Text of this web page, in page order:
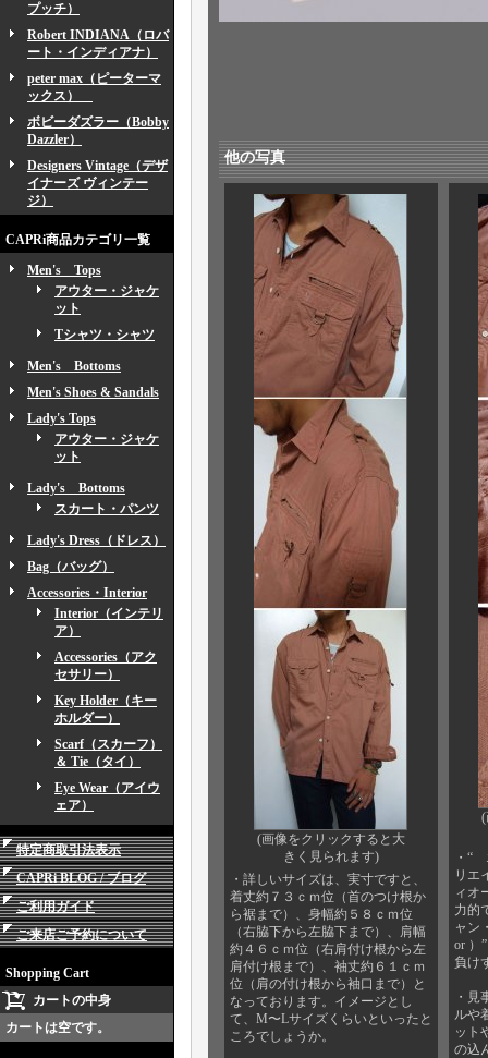
プッチ）
Robert INDIANA（ロバ
ート・インディアナ）
peter max（ピーターマ
ックス）
ボビーダズラー（Bobby
Dazzler）
Designers Vintage（デザ
イナーズ ヴィンテー
ジ）
CAPRi商品カテゴリ一覧
Men's Tops
アウター・ジャケ
ット
Tシャツ・シャツ
Men's Bottoms
Men's Shoes & Sandals
Lady's Tops
アウター・ジャケ
ット
Lady's Bottoms
スカート・パンツ
Lady's Dress（ドレス）
Bag（バッグ）
Accessories・Interior
Interior（インテリ
ア）
Accessories（アク
セサリー）
Key Holder（キー
ホルダー）
Scarf（スカーフ）
＆ Tie（タイ）
Eye Wear（アイウ
ェア）
特定商取引法表示
CAPRi BLOG / ブログ
ご利用ガイド
ご来店ご予約について
Shopping Cart
カートの中身
カートは空です。
他の写真
(画像をクリックすると大
きく見られます)
・詳しいサイズは、実寸ですと、
着丈約７３ｃｍ位（首のつけ根か
ら裾まで）、身幅約５８ｃｍ位
（右脇下から左脇下まで）、肩幅
約４６ｃｍ位（右肩付け根から左
肩付け根まで）、袖丈約６１ｃｍ
位（肩の付け根から袖口まで）と
なっております。イメージとし
て、M〜Lサイズくらいといったと
ころでしょうか。
(
・“
リ
ィオ
力的
ャン
or ）
負け
・見
ルや
ット
の込